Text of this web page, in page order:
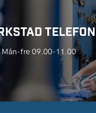
TELEFON
Mån-fre 09.00-11.00